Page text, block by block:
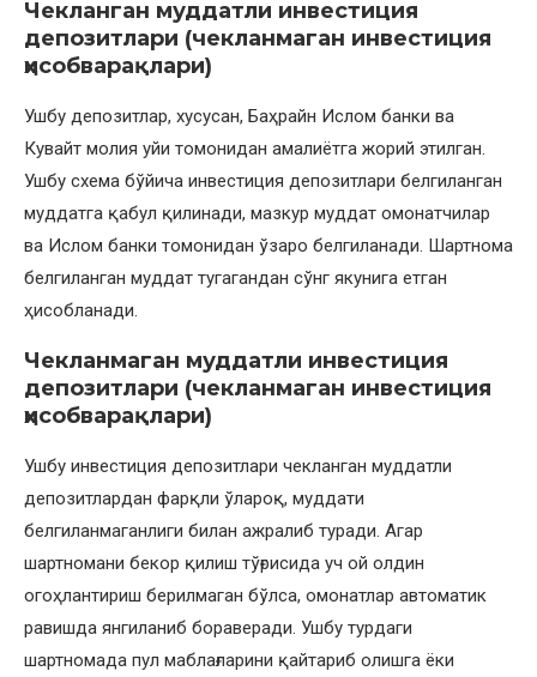
Чекланган муддатли инвестиция
депозитлари (чекланмаган инвестиция
ҳисобварақлари)
Ушбу депозитлар, хусусан, Баҳрайн Ислом банки ва
Кувайт молия уйи томонидан амалиётга жорий этилган.
Ушбу схема бўйича инвестиция депозитлари белгиланган
муддатга қабул қилинади, мазкур муддат омонатчилар
ва Ислом банки томонидан ўзаро белгиланади. Шартнома
белгиланган муддат тугагандан сўнг якунига етган
ҳисобланади.
Чекланмаган муддатли инвестиция
депозитлари (чекланмаган инвестиция
ҳисобварақлари)
Ушбу инвестиция депозитлари чекланган муддатли
депозитлардан фарқли ўлароқ, муддати
белгиланмаганлиги билан ажралиб туради. Агар
шартномани бекор қилиш тўғрисида уч ой олдин
огоҳлантириш берилмаган бўлса, омонатлар автоматик
равишда янгиланиб бораверади. Ушбу турдаги
шартномада пул маблағларини қайтариб олишга ёки